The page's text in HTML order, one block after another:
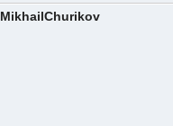
MikhailChurikov